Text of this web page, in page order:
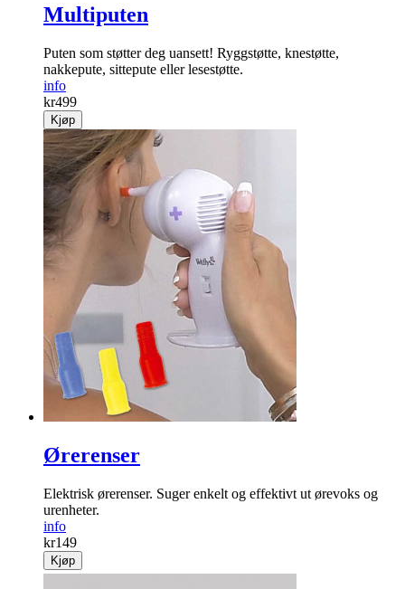
Multiputen
Puten som støtter deg uansett! Ryggstøtte, knestøtte,
nakkepute, sittepute eller lesestøtte.
info
kr499
Kjøp
Ørerenser
Elektrisk ørerenser. Suger enkelt og effektivt ut ørevoks og
urenheter.
info
kr149
Kjøp